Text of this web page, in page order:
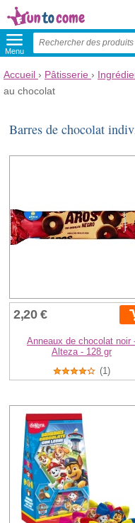
Menu
Accueil › Pâtisserie ›
au chocolat
Barres de chocolat
2,20 €
Anneaux de chocolat noir
Alteza - 128 gr
(1)